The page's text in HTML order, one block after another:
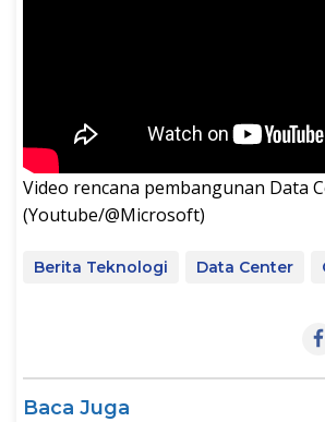
Video rencana pembangunan Data
(Youtube/@Microsoft)
Berita Teknologi Data Center
Baca Juga